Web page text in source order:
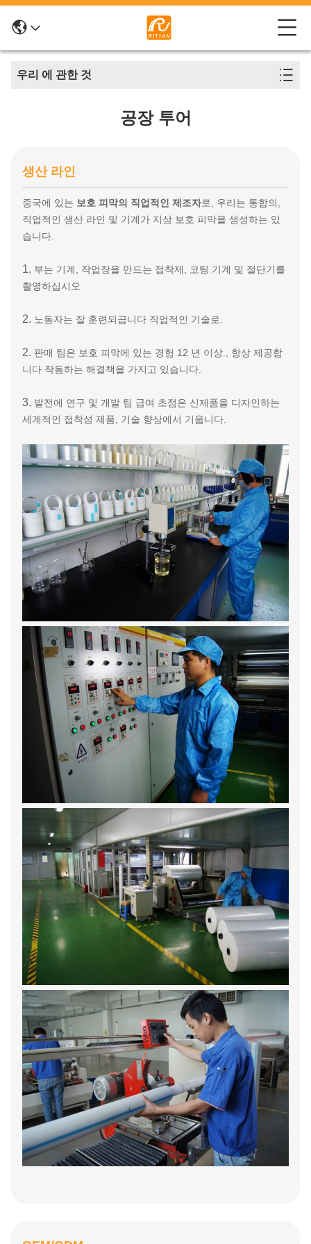
우리 에 관한 것
공장 투어
생산 라인
중국에 있는 보호 피막의 직업적인 제조자로, 우리는 통합의,
직업적인 생산 라인 및 기계가 지상 보호 피막을 생성하는 있
습니다.
1. 부는 기계, 작업장을 만드는 접착제, 코팅 기계 및 절단기를
촬영하십시오
2. 노동자는 잘 훈련되곱니다 직업적인 기술로.
2. 판매 팀은 보호 피막에 있는 경험 12 년 이상., 항상 제공합
니다 작동하는 해결책을 가지고 있습니다.
3. 발전에 연구 및 개발 팀 급여 초점은 신제품을 디자인하는
세계적인 접착성 제품, 기술 향상에서 기웁니다.